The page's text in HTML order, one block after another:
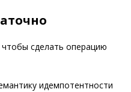
сделать операцию
идемпотентности